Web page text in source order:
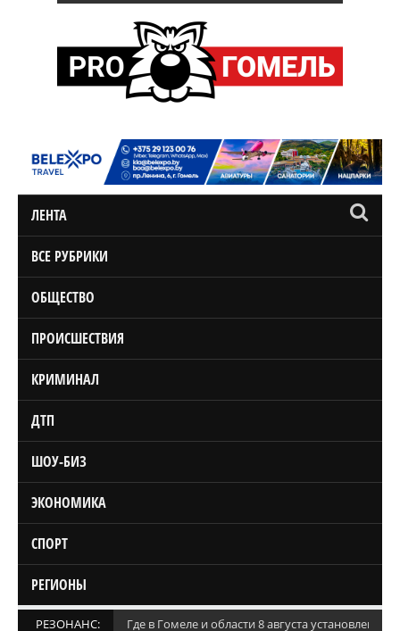
ЛЕНТА
ВСЕ РУБРИКИ
ОБЩЕСТВО
ПРОИСШЕСТВИЯ
КРИМИНАЛ
ДТП
ШОУ-БИЗ
ЭКОНОМИКА
СПОРТ
РЕГИОНЫ
РЕЗОНАНС: Где в Гомеле и области 8 августа установлены